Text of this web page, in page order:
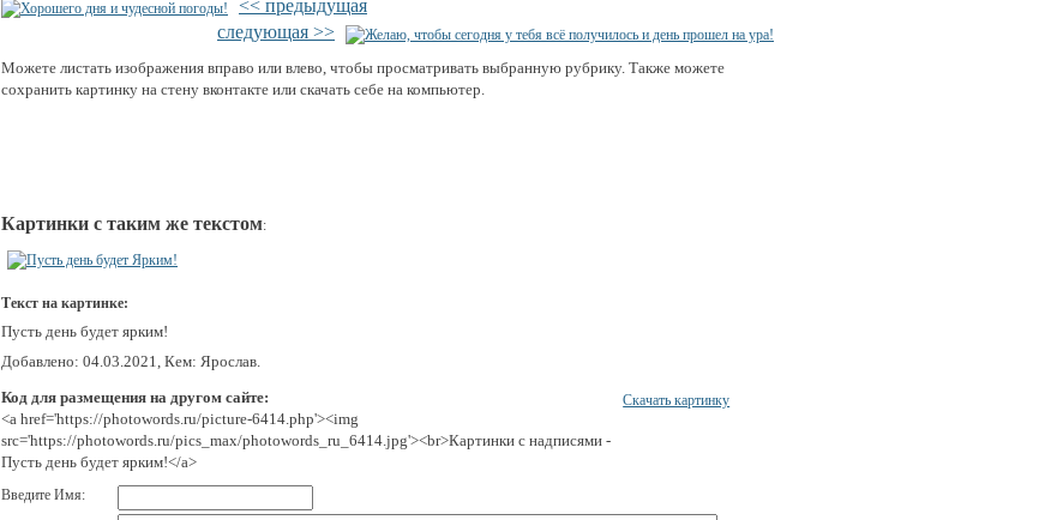
<< предыдущая
следующая >>
Можете листать изображения вправо или влево, чтобы просматривать выбранную рубрику. Также можете
сохранить картинку на стену вконтакте или скачать себе на компьютер.
Картинки с таким же текстом:
Текст на картинке:
Пусть день будет ярким!
Добавлено: 04.03.2021, Кем: Ярослав.
Код для размещения на другом сайте:
<a href='https://photowords.ru/picture-6414.php'><img
src='https://photowords.ru/pics_max/photowords_ru_6414.jpg'><br>Картинки с надписями -
Пусть день будет ярким!</a>
Скачать картинку
Введите Имя: